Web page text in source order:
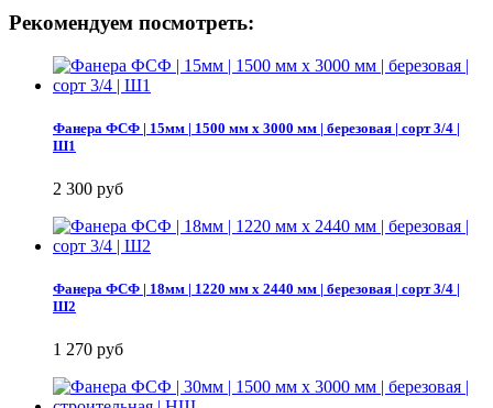
Рекомендуем посмотреть:
Фанера ФСФ | 15мм | 1500 мм х 3000 мм | березовая | сорт 3/4 |
Ш1
2 300 руб
Фанера ФСФ | 18мм | 1220 мм х 2440 мм | березовая | сорт 3/4 |
Ш2
1 270 руб